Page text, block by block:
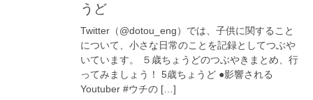
うど
Twitter（@dotou_eng）では、子供に関すること
について、小さな日常のことを記録としてつぶや
いています。 ５歳ちょうどのつぶやきまとめ、行
ってみましょう！ 5歳ちょうど ●影響される
Youtuber #ウチの […]